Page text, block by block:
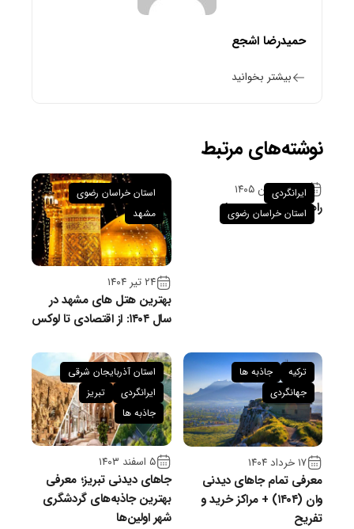
حمیدرضا اشجع
بیشتر بخوانید
نوشته‌های مرتبط
۲۶ فروردین ۱۴۰۵
راهنمای سفر به سبزوار
ایرانگردی
استان خراسان رضوی
۲۴ تیر ۱۴۰۴
بهترین هتل های مشهد در
سال ۱۴۰۴: از اقتصادی تا لوکس
استان خراسان رضوی
مشهد
۱۷ خرداد ۱۴۰۴
معرفی تمام جاهای دیدنی
وان (۱۴۰۴) + مراکز خرید و
تفریح
ترکیه
جاذبه ها
جهانگردی
۵ اسفند ۱۴۰۳
جاهای دیدنی تبریز؛ معرفی
بهترین جاذبه‌های گردشگری
شهر اولین‌ها
استان آذربایجان شرقی
ایرانگردی
تبریز
جاذبه ها